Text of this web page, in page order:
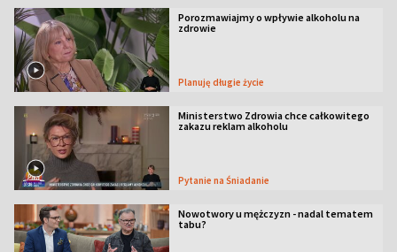
Porozmawiajmy o wpływie alkoholu na
zdrowie
Planuję długie życie
Ministerstwo Zdrowia chce całkowitego
zakazu reklam alkoholu
Pytanie na Śniadanie
Nowotwory u mężczyzn - nadal tematem
tabu?